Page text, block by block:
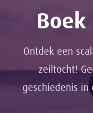
Ontdek een
zeiltocht!
geschiedenis